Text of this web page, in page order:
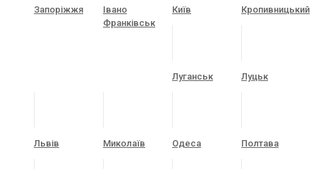
Запоріжжя
Івано
Франківськ
Київ Кропивницький
Луганськ Луцьк
Львів Миколаїв Одеса Полтава